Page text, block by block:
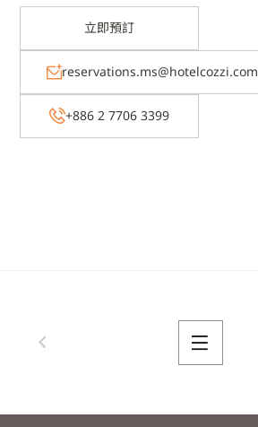
立即預訂
reservations.ms@hotelcozzi.com
+886 2 7706 3399